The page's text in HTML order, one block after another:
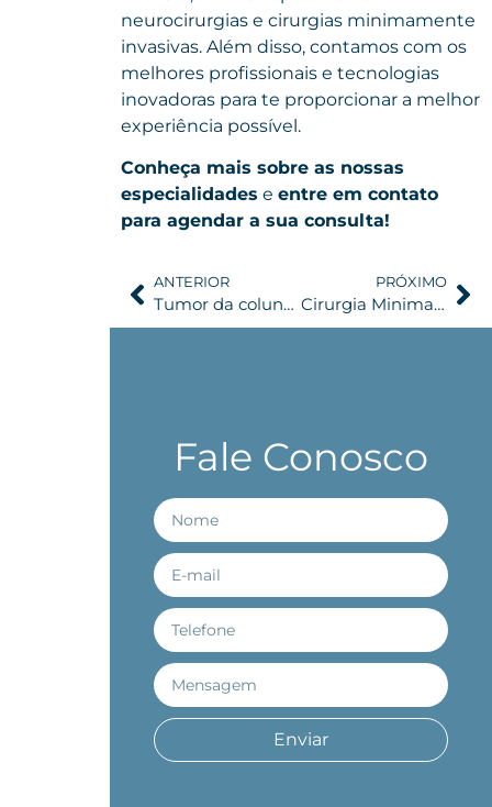
neurocirurgias e cirurgias minimamente
invasivas. Além disso, contamos com os
melhores profissionais e tecnologias
inovadoras para te proporcionar a melhor
experiência possível.
Conheça mais sobre as nossas
especialidades e entre em contato
para agendar a sua consulta!
ANTERIOR
Tumor da coluna: os que são cordomas e como tratar este tumor ósseo raro
PRÓXIMO
Cirurgia Minimamente Invasiva de Tumor Cerebral: Processo e Recuperação
Fale Conosco
Enviar